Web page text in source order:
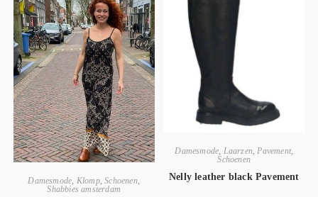
Damesmode, Klomp,Schoenen,
Shabbies amsterdam
Damesmode, Laarzen,Pavement,
Schoenen
Nelly leather black Pavement